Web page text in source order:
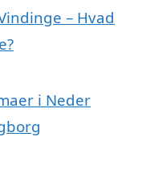
– Hvad
i Neder